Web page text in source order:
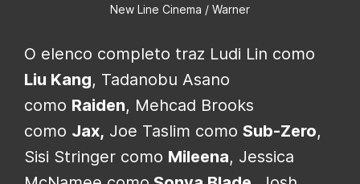
New Line Cinema / Warner
O elenco completo traz Ludi Lin como
Liu Kang, Tadanobu Asano
como Raiden, Mehcad Brooks
como Jax, Joe Taslim como Sub-Zero,
Sisi Stringer como Mileena, Jessica